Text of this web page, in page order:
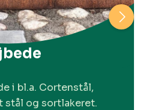
i bl.a. Cortenstål,
stål og sortlakeret.